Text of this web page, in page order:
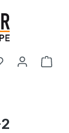
anzeigen